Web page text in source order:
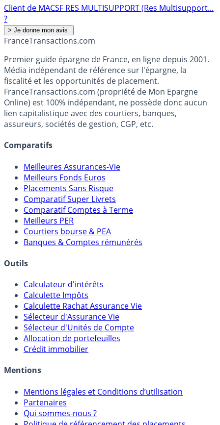
Client de MACSF RES MULTISUPPORT (Res Multisupport...
?
FranceTransactions.com
Premier guide épargne de France, en ligne depuis 2001.
Média indépendant de référence sur l'épargne, la
fiscalité et les opportunités de placement.
FranceTransactions.com (propriété de Mon Epargne
Online) est 100% indépendant, ne possède donc aucun
lien capitalistique avec des courtiers, banques,
assureurs, sociétés de gestion, CGP, etc.
Comparatifs
Meilleures Assurances-Vie
Meilleurs Fonds Euros
Placements Sans Risque
Comparatif Super Livrets
Comparatif Comptes à Terme
Meilleurs PER
Courtiers bourse & PEA
Banques & Comptes rémunérés
Outils
Calculateur d'intérêts
Calculette Impôts
Calculette Rachat Assurance Vie
Sélecteur d'Assurance Vie
Sélecteur d'Unités de Compte
Allocation de portefeuilles
Crédit immobilier
Mentions
Mentions légales et Conditions d’utilisation
Partenaires
Qui sommes-nous ?